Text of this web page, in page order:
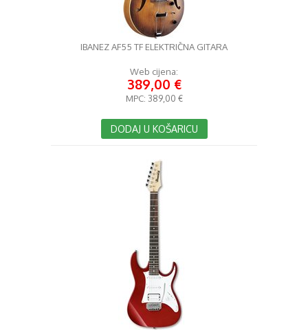
IBANEZ AF55 TF ELEKTRIČNA GITARA
Web cijena:
389,00 €
MPC: 389,00 €
DODAJ U KOŠARICU